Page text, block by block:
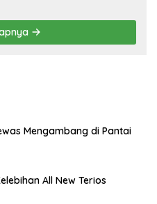
Mengambang di Pantai
All New Terios